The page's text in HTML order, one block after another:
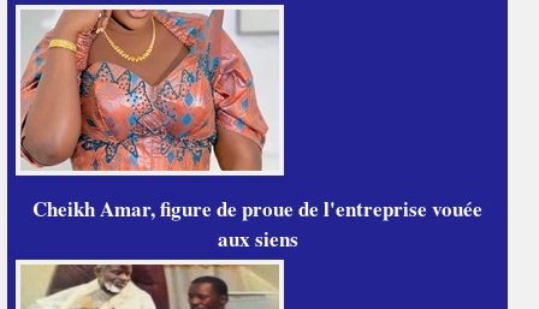
Cheikh Amar, figure de proue de l'entreprise vouée
aux siens